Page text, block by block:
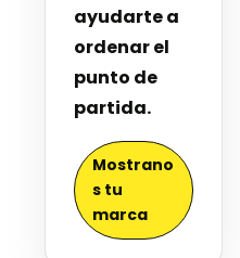
ayudarte a
ordenar el
punto de
partida.
Mostrano
s tu
marca